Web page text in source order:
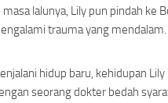
lalunya, Lily pun pindah ke
trauma yang mendalam.
hidup baru, kehidupan
seorang dokter bedah